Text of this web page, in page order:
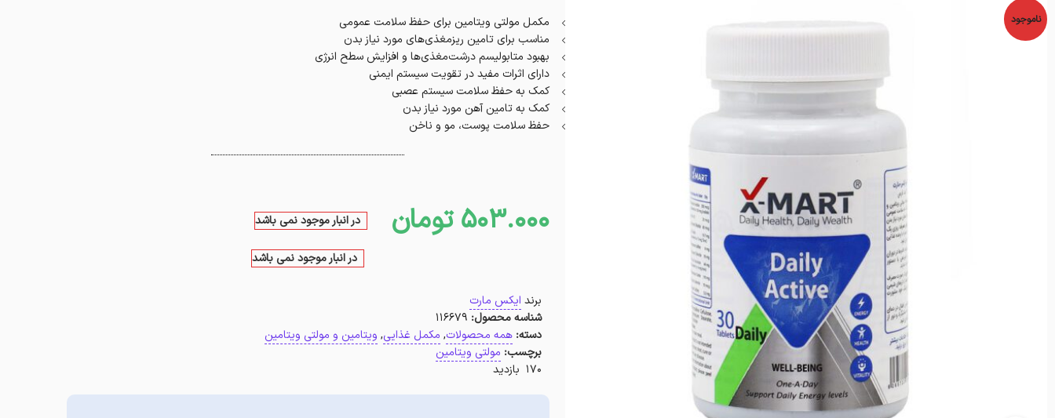
ناموجود
مکمل مولتی ویتامین برای حفظ سلامت عمومی
مناسب برای تامین ریزمغذی‌های مورد نیاز بدن
بهبود متابولیسم درشت‌مغذی‌ها و افزایش سطح انرژی
دارای اثرات مفید در تقویت سیستم ایمنی
کمک به حفظ سلامت سیستم عصبی
کمک به تامین آهن مورد نیاز بدن
حفظ سلامت پوست، مو و ناخن
503.000 تومان در انبار موجود نمی باشد
در انبار موجود نمی باشد
برند ایکس مارت
شناسه محصول: 116679
دسته: همه محصولات, مکمل غذایی, ویتامین و مولتی ویتامین
برچسب: مولتی ویتامین
170 بازدید